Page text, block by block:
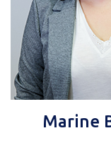
Marine